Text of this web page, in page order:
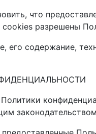
что
разрешены
его содержание,